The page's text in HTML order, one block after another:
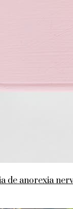
de anorexia